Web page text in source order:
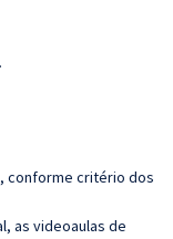
conforme critério dos
as videoaulas de